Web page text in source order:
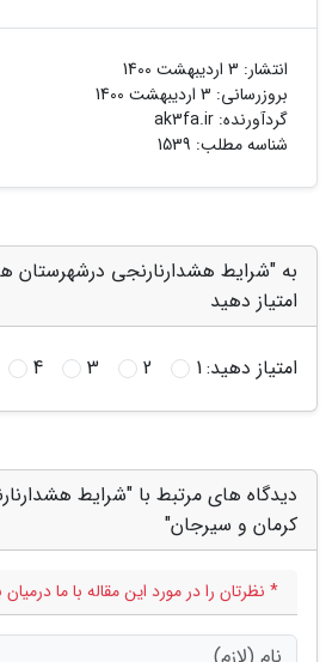
انتشار: 3 اردیبهشت 1400
بروزرسانی: 3 اردیبهشت 1400
گردآورنده: ak3fa.ir
شناسه مطلب: 1539
به "شرایط هشدارنارنجی درشهرستان
امتیاز دهید
امتیاز دهید:1
2
3
4
دیدگاه های مرتبط با "شرایط
کرمان و سیرجان"
* نظرتان را در مورد این مقاله با ما درمیان